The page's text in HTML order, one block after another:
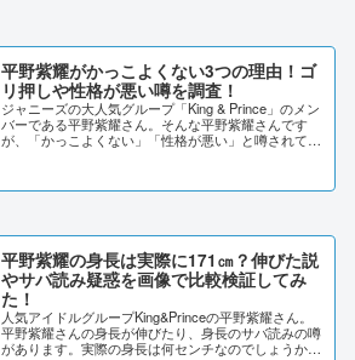
平野紫耀がかっこよくない3つの理由！ゴ
リ押しや性格が悪い噂を調査！
ジャニーズの大人気グループ「King & Prince」のメン
バーである平野紫耀さん。そんな平野紫耀さんです
が、「かっこよくない」「性格が悪い」と噂されてい
平野紫耀の身長は実際に171㎝？伸びた説
やサバ読み疑惑を画像で比較検証してみ
た！
人気アイドルグループKing&Princeの平野紫耀さん。
平野紫耀さんの身長が伸びたり、身長のサバ読みの噂
があります。実際の身長は何センチなのでしょうか？